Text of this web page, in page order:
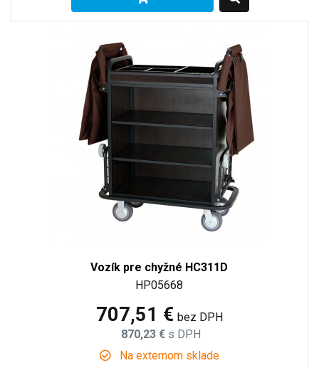
Vozík pre chyžné HC311D
HP05668
707,51 € bez DPH
870,23 € s DPH
Na externom sklade